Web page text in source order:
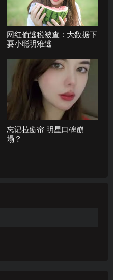
网红偷逃税被查：大数据下
耍小聪明难逃
忘记拉窗帘 明星口碑崩
塌？